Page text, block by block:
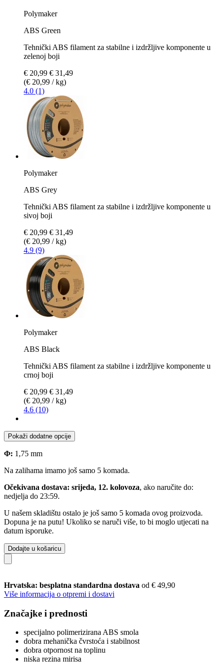
Polymaker
ABS Green
Tehnički ABS filament za stabilne i izdržljive komponente u
zelenoj boji
€ 20,99 € 31,49
(€ 20,99 / kg)
4.0 (1)
Polymaker
ABS Grey
Tehnički ABS filament za stabilne i izdržljive komponente u
sivoj boji
€ 20,99 € 31,49
(€ 20,99 / kg)
4.9 (9)
Polymaker
ABS Black
Tehnički ABS filament za stabilne i izdržljive komponente u
crnoj boji
€ 20,99 € 31,49
(€ 20,99 / kg)
4.6 (10)
Pokaži dodatne opcije
Φ: 1,75 mm
Na zalihama imamo još samo 5 komada.
Očekivana dostava: srijeda, 12. kolovoza, ako naručite do:
nedjelja do 23:59.
U našem skladištu ostalo je još samo 5 komada ovog proizvoda.
Dopuna je na putu! Ukoliko se naruči više, to bi moglo utjecati na
datum isporuke.
Dodajte u košaricu
Hrvatska: besplatna standardna dostava od € 49,90
Više informacija o otpremi i dostavi
Značajke i prednosti
specijalno polimerizirana ABS smola
dobra mehanička čvrstoća i stabilnost
dobra otpornost na toplinu
niska rezina mirisa